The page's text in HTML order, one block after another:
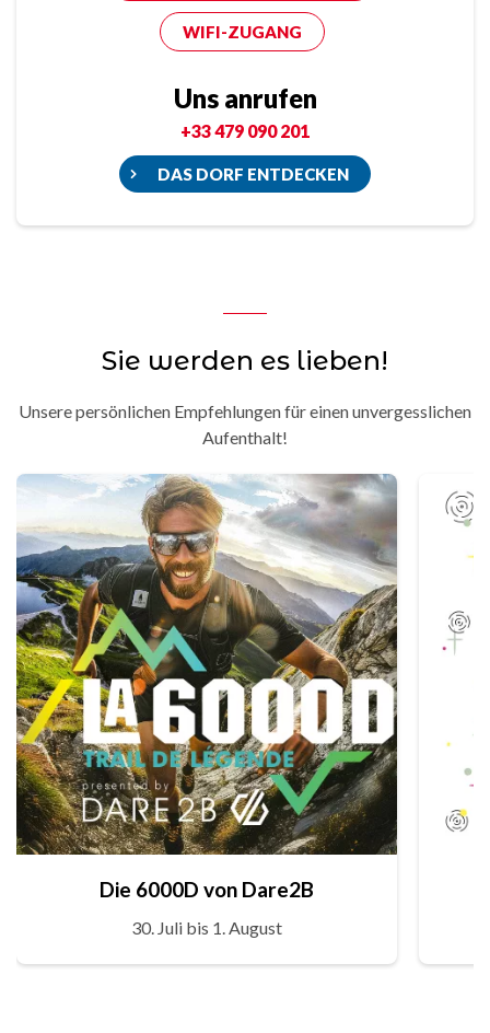
WIFI-ZUGANG
Uns anrufen
+33 479 090 201
DAS DORF ENTDECKEN
Sie werden es lieben!
Unsere persönlichen Empfehlungen für einen unvergesslichen
Aufenthalt!
Die 6000D von Dare2B
30. Juli bis 1. August